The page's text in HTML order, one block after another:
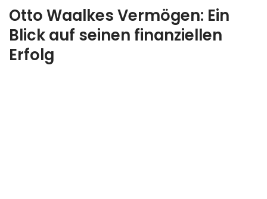
Otto Waalkes Vermögen: Ein
Blick auf seinen finanziellen
Erfolg